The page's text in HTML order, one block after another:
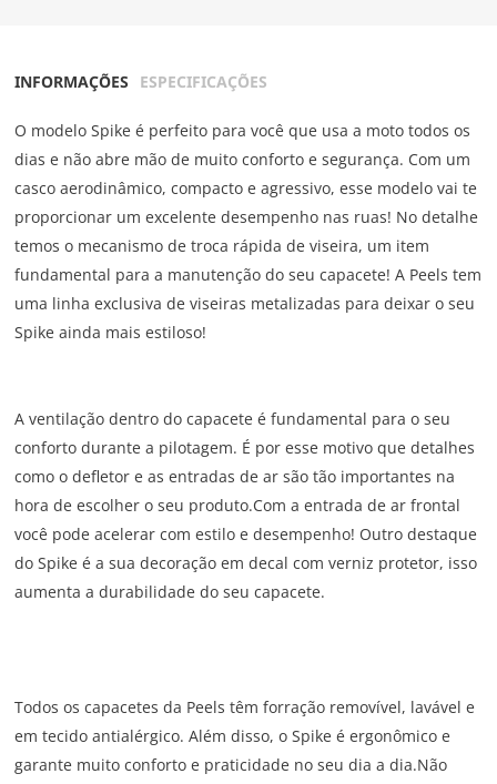
INFORMAÇÕES ESPECIFICAÇÕES
O modelo Spike é perfeito para você que usa a moto todos os
dias e não abre mão de muito conforto e segurança. Com um
casco aerodinâmico, compacto e agressivo, esse modelo vai te
proporcionar um excelente desempenho nas ruas! No detalhe
temos o mecanismo de troca rápida de viseira, um item
fundamental para a manutenção do seu capacete! A Peels tem
uma linha exclusiva de viseiras metalizadas para deixar o seu
Spike ainda mais estiloso!
A ventilação dentro do capacete é fundamental para o seu
conforto durante a pilotagem. É por esse motivo que detalhes
como o defletor e as entradas de ar são tão importantes na
hora de escolher o seu produto.Com a entrada de ar frontal
você pode acelerar com estilo e desempenho! Outro destaque
do Spike é a sua decoração em decal com verniz protetor, isso
aumenta a durabilidade do seu capacete.
Todos os capacetes da Peels têm forração removível, lavável e
em tecido antialérgico. Além disso, o Spike é ergonômico e
garante muito conforto e praticidade no seu dia a dia.Não